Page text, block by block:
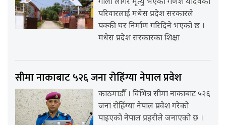
गोली लागेर मृत्यु भएका गणेश यादवको
परिवारलाई मधेस प्रदेश सरकारले
पक्की घर निर्माण गरिदिने भएको छ ।
मधेस प्रदेश सरकारका शिक्षा
सीमा नाकाबाट ५२६ जना रोहिंग्या नेपाल प्रवेश
काठमाडौँ । विभिन्न सीमा नाकाबाट ५२६
जना रोहिंग्या नेपाल प्रवेश गरेको
पाइएको नेपाल प्रहरीले जनाएको छ ।